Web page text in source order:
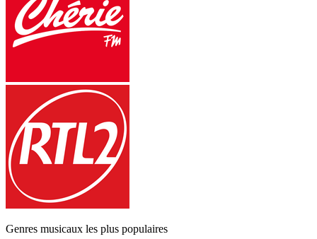
Genres musicaux les plus populaires